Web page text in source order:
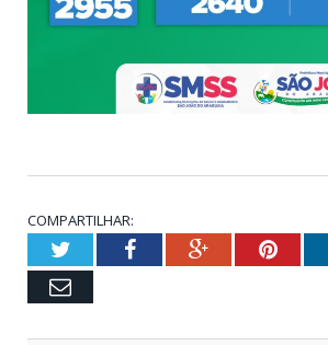
COMPARTILHAR:
TwitterFacebookGoogle+
Email